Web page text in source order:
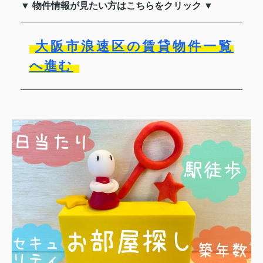
▼ 物件情報が見たい方はこちらをクリック ▼
大阪市浪速区の賃貸物件一覧
へ進む